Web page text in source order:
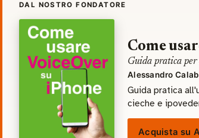
DAL NOSTRO FONDATORE
Come
Guida pratica per
Alessandro
Guida pratica
cieche e
Acquista su